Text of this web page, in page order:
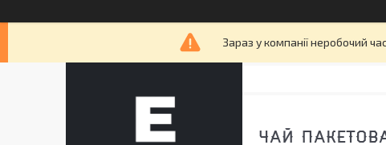
Зараз у компанії неробочий
ЧАЙ